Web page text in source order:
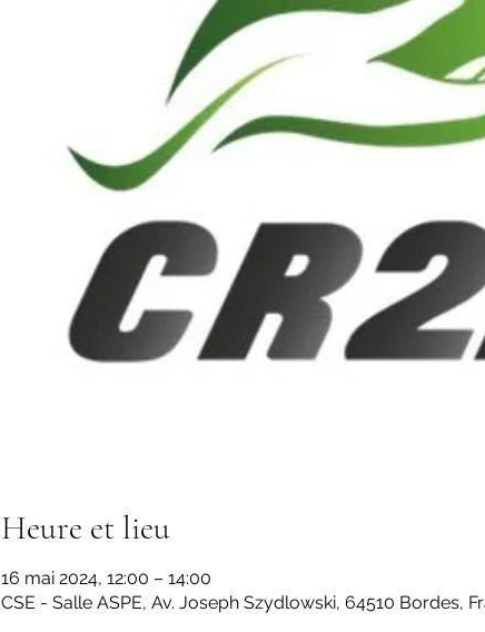
Heure et lieu
16 mai 2024, 12:00 – 14:00
CSE - Salle ASPE, Av. Joseph Szydlowski, 64510 Bordes,